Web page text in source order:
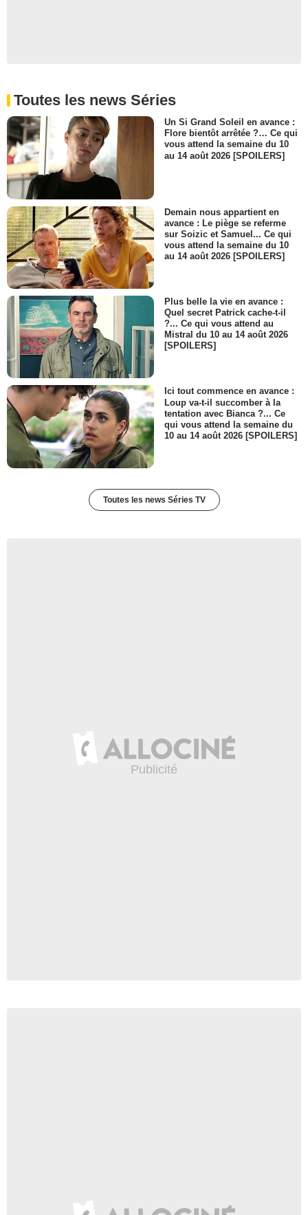
Toutes les news Séries
Un Si Grand Soleil en avance :
Flore bientôt arrêtée ?… Ce qui
vous attend la semaine du 10
au 14 août 2026 [SPOILERS]
Demain nous appartient en
avance : Le piège se referme
sur Soizic et Samuel... Ce qui
vous attend la semaine du 10
au 14 août 2026 [SPOILERS]
Plus belle la vie en avance :
Quel secret Patrick cache-t-il
?... Ce qui vous attend au
Mistral du 10 au 14 août 2026
[SPOILERS]
Ici tout commence en avance :
Loup va-t-il succomber à la
tentation avec Bianca ?... Ce
qui vous attend la semaine du
10 au 14 août 2026 [SPOILERS]
Toutes les news Séries TV